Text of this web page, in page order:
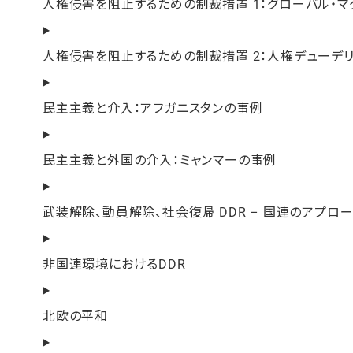
人権侵害を阻止するための制裁措置 1：グローバル・
人権侵害を阻止するための制裁措置 2：人権デューデ
民主主義と介入：アフガニスタンの事例
民主主義と外国の介入：ミャンマーの事例
武装解除、動員解除、社会復帰 DDR – 国連のアプロ
非国連環境におけるDDR
北欧の平和